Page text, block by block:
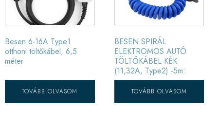
Besen 6-16A Type1
otthoni töltőkábel, 6,5
méter
TOVÁBB OLVASOM
BESEN SPIRÁL
ELEKTROMOS AUTÓ
TÖLTŐKÁBEL KÉK
(11,32A, Type2) -5m:
TOVÁBB OLVASOM